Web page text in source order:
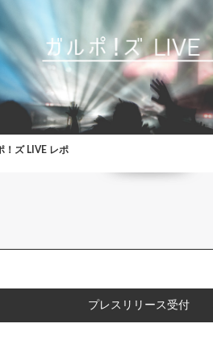
！ズ LIVE レポ
プレスリリース受付